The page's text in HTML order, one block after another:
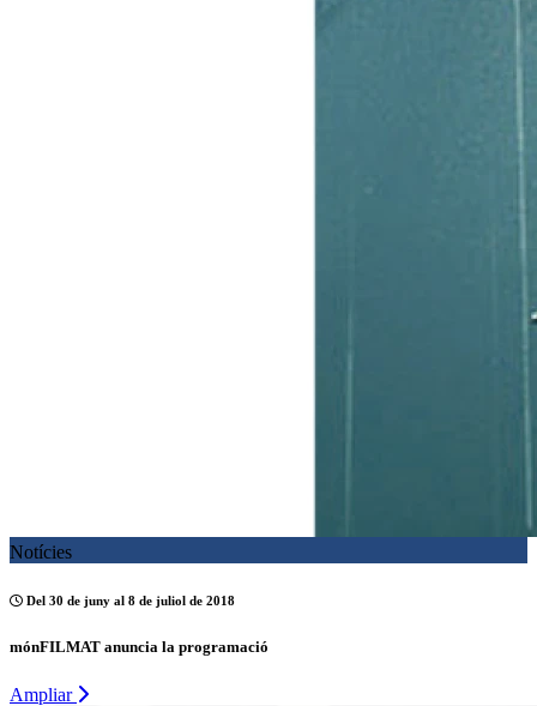
Notícies
Del 30 de juny al 8 de juliol de 2018
mónFILMAT anuncia la programació
Ampliar